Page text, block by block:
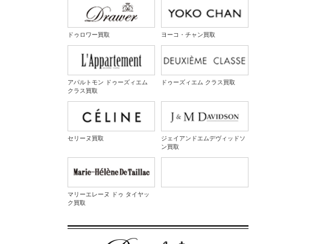
ドゥロワー買取 ヨーコ・チャン買取
アパルトモン ドゥーズィエム
クラス買取
ドゥーズィエム クラス買取
セリーヌ買取
ジェイアンドエムデヴィッドソ
ン買取
マリーエレーヌ ドゥ タイヤッ
ク買取